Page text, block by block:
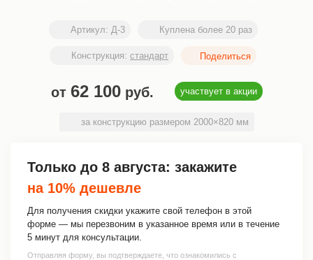
Артикул: Д-3 Куплена более 20 раз
Конструкция: стандарт
от 62 100руб. участвует в акции
за конструкцию размером 2000×820 мм
Только до 8 августа: закажите
на 10% дешевле
Для получения скидки укажите свой телефон в этой
форме — мы перезвоним в указанное время или в течение
5 минут для консультации.
Отправляя форму, вы подтверждаете, что ознакомились с